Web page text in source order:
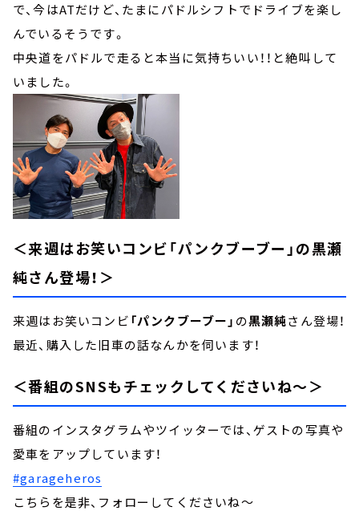
で、今はATだけど、たまにパドルシフトでドライブを楽し
んでいるそうです。
中央道をパドルで走ると本当に気持ちいい！！と絶叫して
いました。
＜来週はお笑いコンビ「パンクブーブー」の黒瀬
純さん登場！＞
来週はお笑いコンビ 「パンクブーブー」 の黒瀬純さん登場！
最近、購入した旧車の話なんかを伺います！
＜番組のSNSもチェックしてくださいね～＞
番組のインスタグラムやツイッターでは、ゲストの写真や
愛車をアップしています！
#garageheros
こちらを是非、フォローしてくださいね～